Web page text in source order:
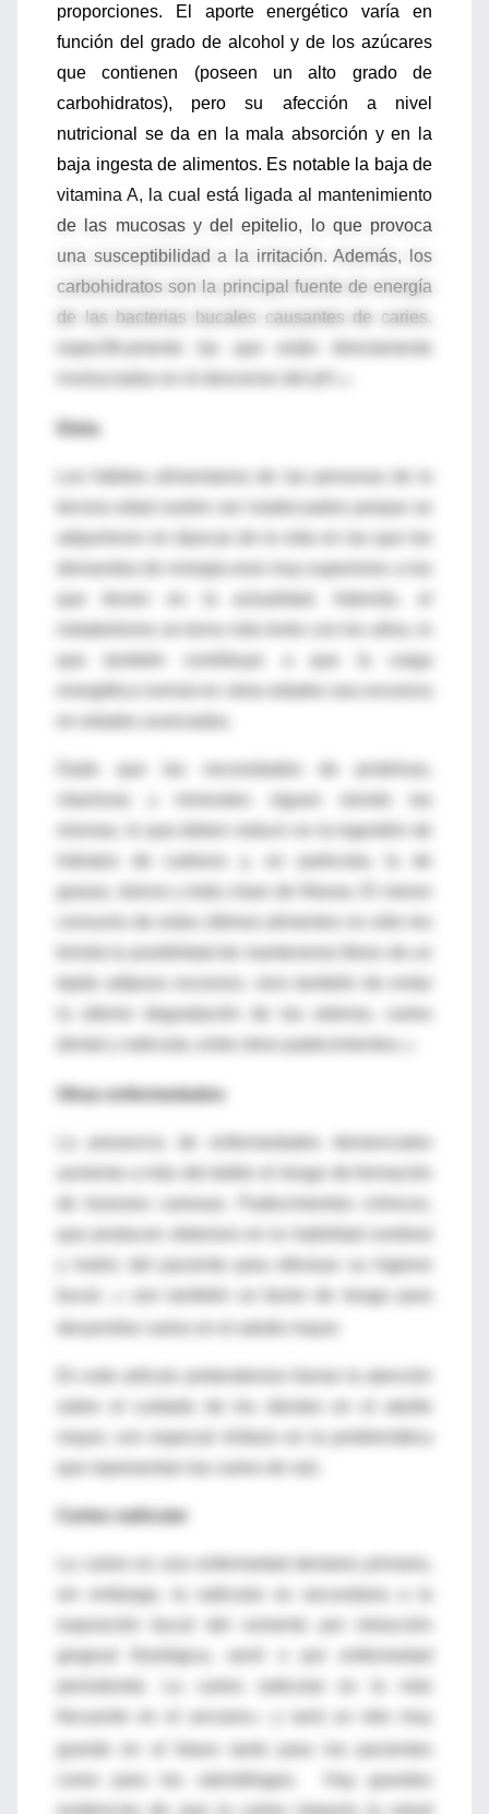
proporciones. El aporte energético varía en
función del grado de alcohol y de los azúcares
que contienen (poseen un alto grado de
carbohidratos), pero su afección a nivel
nutricional se da en la mala absorción y en la
baja ingesta de alimentos. Es notable la baja de
vitamina A, la cual está ligada al mantenimiento
de las mucosas y del epitelio, lo que provoca
una susceptibilidad a la irritación. Además, los
carbohidratos son la principal fuente de energía
de las bacterias bucales causantes de caries,
Dieta
tercera edad suelen ser inadecuados porque se
demandas de energía eran muy superiores a las
que también contribuye a que la carga
energética normal en otras edades sea excesiva
vitaminas y minerales siguen siendo las
mismas, lo que deben reducir es la ingestión de
la ulterior degradación de las arterias, caries
Otras enfermedades
aumenta a más del doble el riesgo de formación
y motriz del paciente para efectuar su higiene
son también un factor de riesgo para
desarrollar caries en el adulto mayor.
mayor, con especial énfasis en la problemática
Caries radicular
sin embargo, la radicular es secundaria a la
gingival fisiológica, senil o por enfermedad
como para los odontólogos. Hay grandes